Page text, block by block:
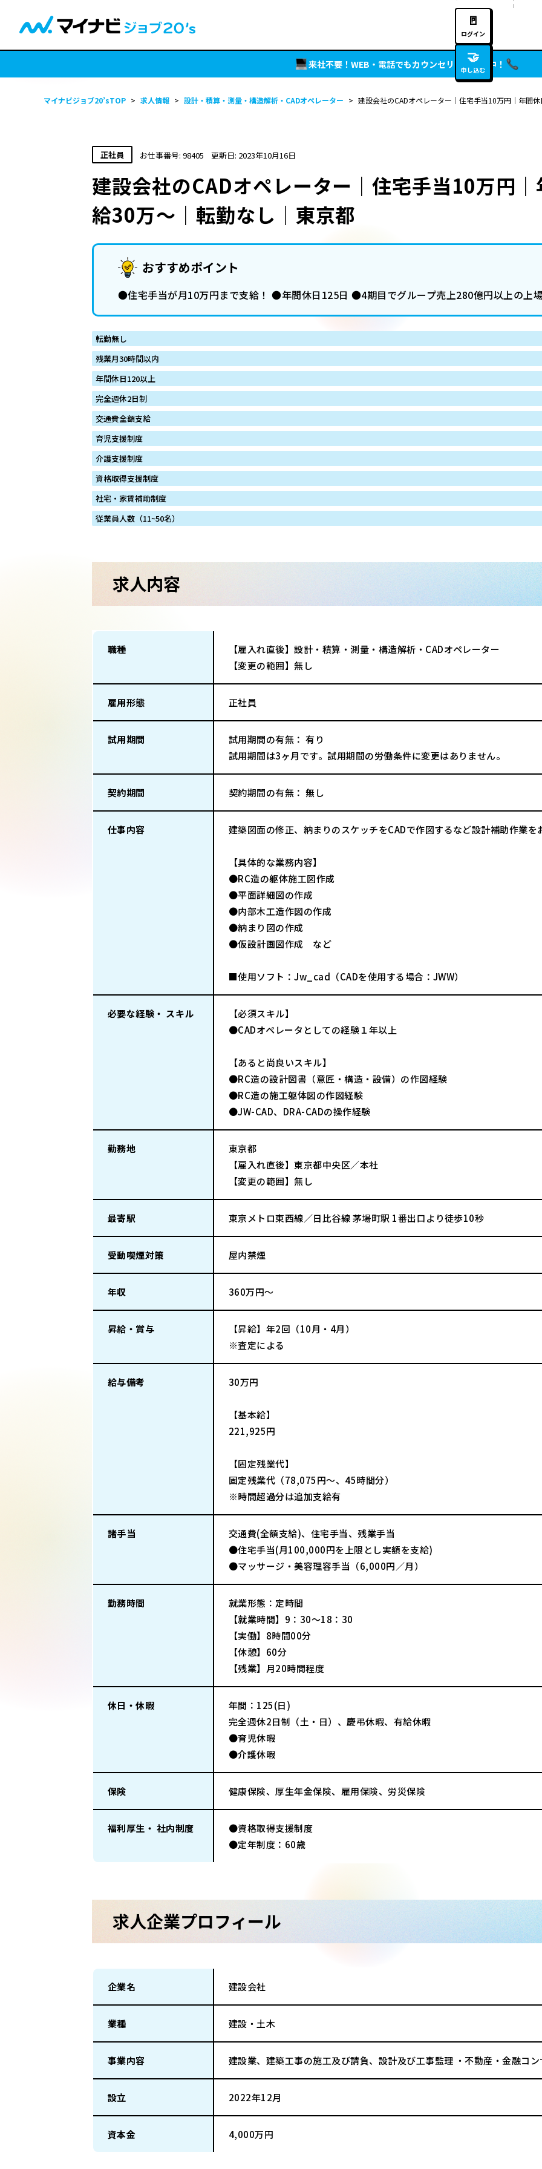
🚪
ログイン
🤝
申し込む
来社不要！WEB・電話でもカウンセリング実施中！
マイナビジョブ20’sTOP > 求人情報 > 設計・積算・測量・構造解析・CADオペレーター > 建設会社のCADオペレーター｜住宅手当10万円｜年間
正社員 お仕事番号: 98405 更新日: 2023年10月16日
建設会社のCADオペレーター｜住宅手当10万円
給30万～｜転勤なし｜東京都
おすすめポイント
●住宅手当が月10万円まで支給！ ●年間休日125日 ●4期目でグループ売上280億円以上の上
転勤無し
残業月30時間以内
年間休日120以上
完全週休2日制
交通費全額支給
育児支援制度
介護支援制度
資格取得支援制度
社宅・家賃補助制度
従業員人数（11~50名）
求人内容
職種
【雇入れ直後】設計・積算・測量・構造解析・CADオペレーター
【変更の範囲】無し
雇用形態 正社員
試用期間
試用期間の有無： 有り
試用期間は3ヶ月です。試用期間の労働条件に変更はありません。
契約期間 契約期間の有無： 無し
仕事内容 建築図面の修正、納まりのスケッチをCADで作図するなど設計補助作業を
【具体的な業務内容】
●RC造の躯体施工図作成
●平面詳細図の作成
●内部木工造作図の作成
●納まり図の作成
●仮設計画図作成 など
■使用ソフト：Jw_cad（CADを使用する場合：JWW）
必要な経験・ スキル
【必須スキル】
●CADオペレータとしての経験１年以上
【あると尚良いスキル】
●RC造の設計図書（意匠・構造・設備）の作図経験
●RC造の施工躯体図の作図経験
●JW-CAD、DRA-CADの操作経験
勤務地
東京都
【雇入れ直後】東京都中央区／本社
【変更の範囲】無し
最寄駅 東京メトロ東西線／日比谷線 茅場町駅 1番出口より徒歩10秒
受動喫煙対策 屋内禁煙
年収 360万円～
昇給・賞与
【昇給】年2回（10月・4月）
※査定による
給与備考 30万円
【基本給】
221,925円
【固定残業代】
固定残業代（78,075円～、45時間分）
※時間超過分は追加支給有
諸手当
交通費(全額支給)、住宅手当、残業手当
●住宅手当(月100,000円を上限とし実額を支給)
●マッサージ・美容理容手当（6,000円／月）
勤務時間
就業形態：定時間
【就業時間】9：30～18：30
【実働】8時間00分
【休憩】60分
【残業】月20時間程度
休日・休暇
年間：125(日)
完全週休2日制（土・日）、慶弔休暇、有給休暇
●育児休暇
●介護休暇
保険 健康保険、厚生年金保険、雇用保険、労災保険
福利厚生・ 社内制度
●資格取得支援制度
●定年制度：60歳
求人企業プロフィール
企業名 建設会社
業種 建設・土木
事業内容 建設業、建築工事の施工及び請負、設計及び工事監理 ・不動産・金融コン
設立 2022年12月
資本金 4,000万円